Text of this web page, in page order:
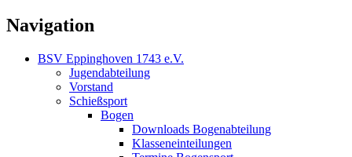
Navigation
BSV Eppinghoven 1743 e.V.
Jugendabteilung
Vorstand
Schießsport
Bogen
Downloads Bogenabteilung
Klasseneinteilungen